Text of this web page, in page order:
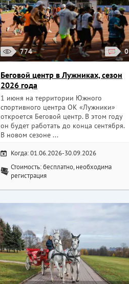
774 0
Беговой центр в Лужниках, сезон
2026 года
1 июня на территории Южного
спортивного центра ОК «Лужники»
откроется Беговой центр. В этом году
он будет работать до конца сентября.
В новом сезоне ...
Когда: 01.06.2026-30.09.2026
Стоимость: бесплатно, необходима
регистрация